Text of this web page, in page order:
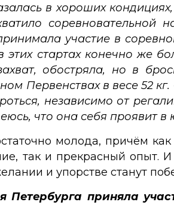
в хороших
соревновательной
участие в
этих стартах конечно
обостряла, но в
Первенствах в весе 52
независимо от
что она себя проявит в
молода, причём
так и прекрасный опыт.
и упорстве станут
Петербурга приняла